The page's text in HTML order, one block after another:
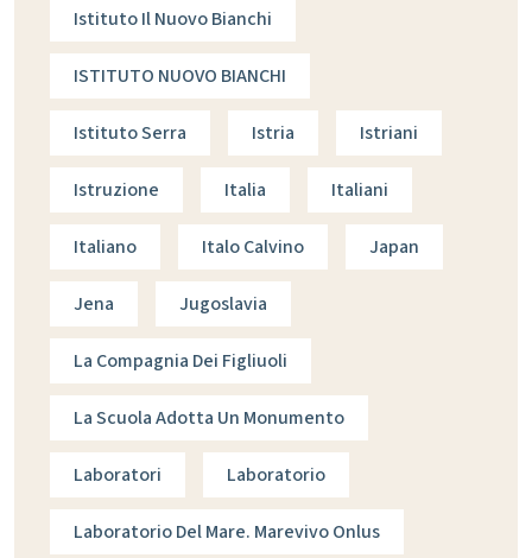
Istituto Il Nuovo Bianchi
ISTITUTO NUOVO BIANCHI
Istituto Serra Istria Istriani
Istruzione Italia Italiani
Italiano Italo Calvino Japan
Jena Jugoslavia
La Compagnia Dei Figliuoli
La Scuola Adotta Un Monumento
Laboratori Laboratorio
Laboratorio Del Mare. Marevivo Onlus